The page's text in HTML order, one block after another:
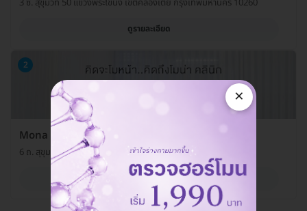
ดูรายละเอียด
2
Mona Clinic สาขาสมุทรปราการ
6 ถ. สุขุมวิท ต. ปากน้ำ อ. เมืองสมุทรปราการ จ. สมุทรปราการ 10270
ดูรายละเอียด
×